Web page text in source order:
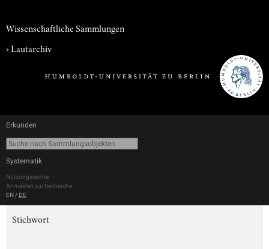
Wissenschaftliche Sammlungen
›Lautarchiv
Erkunden
Systematik
Nutzungsrechte
Anmelden zur Recherche
EN / DE
Stichwort